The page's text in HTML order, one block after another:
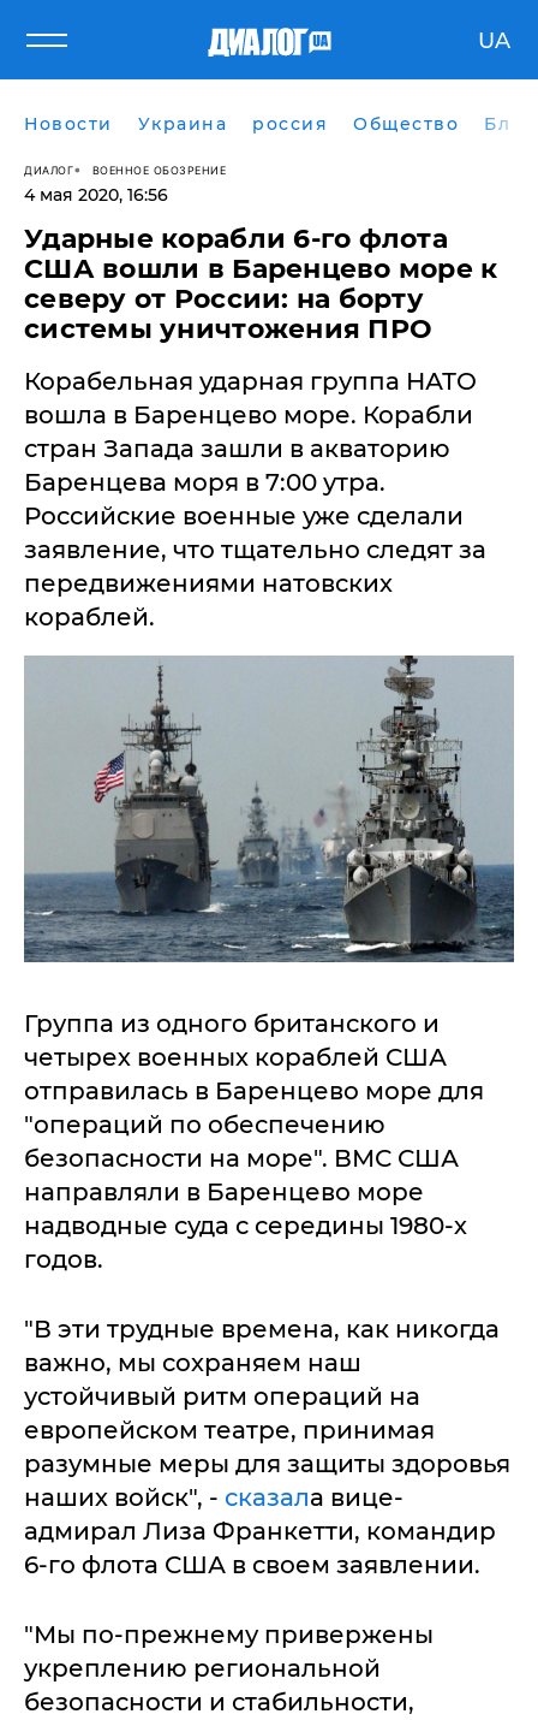
UA
Новости Украина россия Общество
ДИАЛОГ ВОЕННОЕ ОБОЗРЕНИЕ
4 мая 2020, 16:56
Ударные корабли 6-го флота
США вошли в Баренцево море к
северу от России: на борту
системы уничтожения ПРО
Корабельная ударная группа НАТО
вошла в Баренцево море. Корабли
стран Запада зашли в акваторию
Баренцева моря в 7:00 утра.
Российские военные уже сделали
заявление, что тщательно следят за
передвижениями натовских
кораблей.
Группа из одного британского и
четырех военных кораблей США
отправилась в Баренцево море для
"операций по обеспечению
безопасности на море". ВМС США
направляли в Баренцево море
надводные суда с середины 1980-х
годов.
"В эти трудные времена, как никогда
важно, мы сохраняем наш
устойчивый ритм операций на
европейском театре, принимая
разумные меры для защиты здоровья
наших войск", - сказала вице-
адмирал Лиза Франкетти, командир
6-го флота США в своем заявлении.
"Мы по-прежнему привержены
укреплению региональной
безопасности и стабильности,